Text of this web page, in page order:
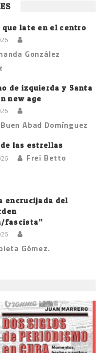
que late en el centro
González
de izquierda y Santa
new age
Abad Domínguez
las estrellas
Frei Betto
encrucijada del
fascista”
Gómez.